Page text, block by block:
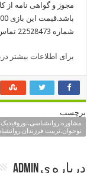
مجوز و گواهی نامه از
شماره 22528473 تماس حاصل فرمایید.
برای اطلاعات بیشتر
برچسب
نوجوان.تربیت
درباره ی admin